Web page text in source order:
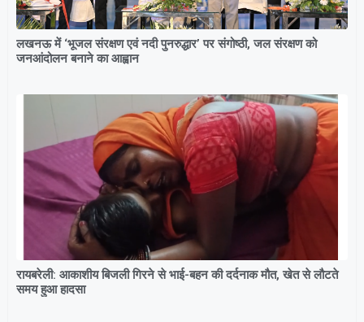
लखनऊ में ‘भूजल संरक्षण एवं नदी पुनरुद्धार’ पर संगोष्ठी, जल संरक्षण को
जनआंदोलन बनाने का आह्वान
रायबरेली: आकाशीय बिजली गिरने से भाई-बहन की दर्दनाक मौत, खेत से लौटते
समय हुआ हादसा